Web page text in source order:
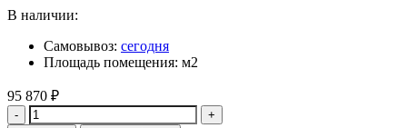
В наличии:
Самовывоз: сегодня
Площадь помещения: м2
95 870 ₽
Количество